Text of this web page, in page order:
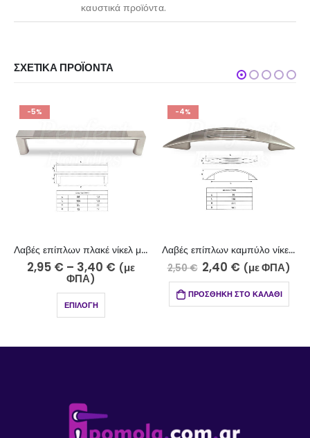
καυστικά προϊόντα.
ΣΧΕΤΙΚΆ ΠΡΟΪΌΝΤΑ
-5%
Λαβές επίπλων πλακέ νίκελ ματ – χρώμιο 704-10-5
2,95 € – 3,40 € (με
ΦΠΑ)
ΕΠΙΛΟΓΉ
-4%
Λαβές επίπλων καμπύλο νίκελ ματ-χρώμιο 706-10-5/96
2,50€ 2,40 € (με ΦΠΑ)
ΠΡΟΣΘΉΚΗ ΣΤΟ ΚΑΛΆΘΙ